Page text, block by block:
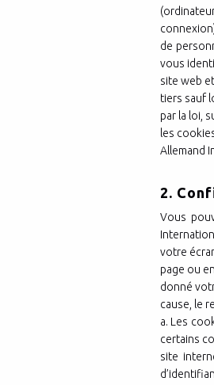
de
vous
site web
tiers sauf
par la loi,
les
Allemand
2.
Vous
votre
page ou
donné
cause, le
a. Les
certains
site